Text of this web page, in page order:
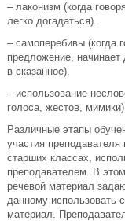
– лаконизм (когда
легко догадаться).
– самоперебивы (когда
предложение, начинает
в сказанное).
– использование
голоса, жестов,
Различные этапы
участия
старших классах,
преподавателем. В
речевой материал
данному использовать
материал.